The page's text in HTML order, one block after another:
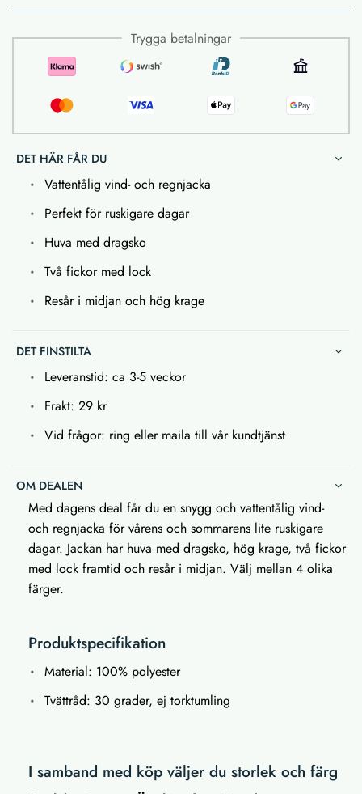
Trygga betalningar
DET HÄR FÅR DU
Vattentålig vind- och regnjacka
Perfekt för ruskigare dagar
Huva med dragsko
Två fickor med lock
Resår i midjan och hög krage
DET FINSTILTA
Leveranstid: ca 3-5 veckor
Frakt: 29 kr
Vid frågor: ring eller maila till vår kundtjänst
OM DEALEN
Med dagens deal får du en snygg och vattentålig vind-
och regnjacka för vårens och sommarens lite ruskigare
dagar. Jackan har huva med dragsko, hög krage, två fickor
med lock framtid och resår i midjan. Välj mellan 4 olika
färger.
Produktspecifikation
Material: 100% polyester
Tvättråd: 30 grader, ej torktumling
I samband med köp väljer du storlek och färg